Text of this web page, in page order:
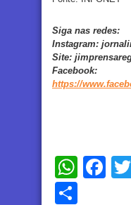
Siga nas redes:
Instagram:
Site:
Facebook:
https://